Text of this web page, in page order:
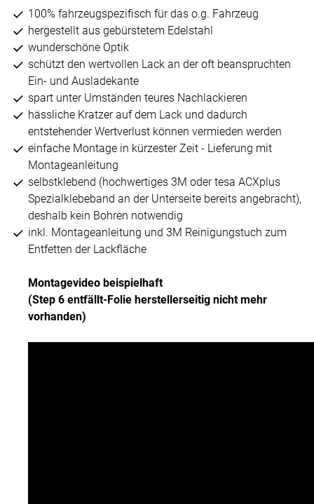
100% fahrzeugspezifisch für das o.g. Fahrzeug
hergestellt aus gebürstetem Edelstahl
wunderschöne Optik
schützt den wertvollen Lack an der oft beanspruchten
Ein- und Ausladekante
spart unter Umständen teures Nachlackieren
hässliche Kratzer auf dem Lack und dadurch
entstehender Wertverlust können vermieden werden
einfache Montage in kürzester Zeit - Lieferung mit
Montageanleitung
selbstklebend (hochwertiges 3M oder tesa ACXplus
Spezialklebeband an der Unterseite bereits angebracht),
deshalb kein Bohren notwendig
inkl. Montageanleitung und 3M Reinigungstuch zum
Entfetten der Lackfläche
Montagevideo beispielhaft
(Step 6 entfällt-Folie herstellerseitig nicht mehr
vorhanden)